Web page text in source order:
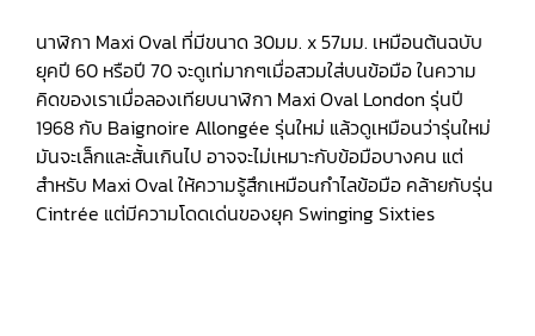
นาฬิกา Maxi Oval ที่มีขนาด 30มม. x 57มม. เหมือนต้นฉบับ
ยุคปี 60 หรือปี 70 จะดูเท่มากๆเมื่อสวมใส่บนข้อมือ ในความ
คิดของเราเมื่อลองเทียบนาฬิกา Maxi Oval London รุ่นปี
1968 กับ Baignoire Allongée รุ่นใหม่ แล้วดูเหมือนว่ารุ่นใหม่
มันจะเล็กและสั้นเกินไป อาจจะไม่เหมาะกับข้อมือบางคน แต่
สำหรับ Maxi Oval ให้ความรู้สึกเหมือนกำไลข้อมือ คล้ายกับรุ่น
Cintrée แต่มีความโดดเด่นของยุค Swinging Sixties